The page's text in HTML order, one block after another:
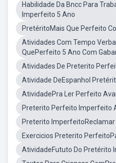
Habilidade Da Bncc Para
Imperfeito 5 Ano
PretéritoMais Que Perfeito
Atividades Com Tempo
QuePerfeito 5 Ano Com
Atividades De Preterito
Atividade DeEspanhol
AtividadePra Ler Perfeito
Preterito Perfeito Imperfeito
Preterito
Exercicios Preterito
AtividadeFututo Do Pretérito